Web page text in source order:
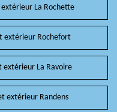
La Rochette
extérieur Rochefort
La Ravoire
extérieur Randens